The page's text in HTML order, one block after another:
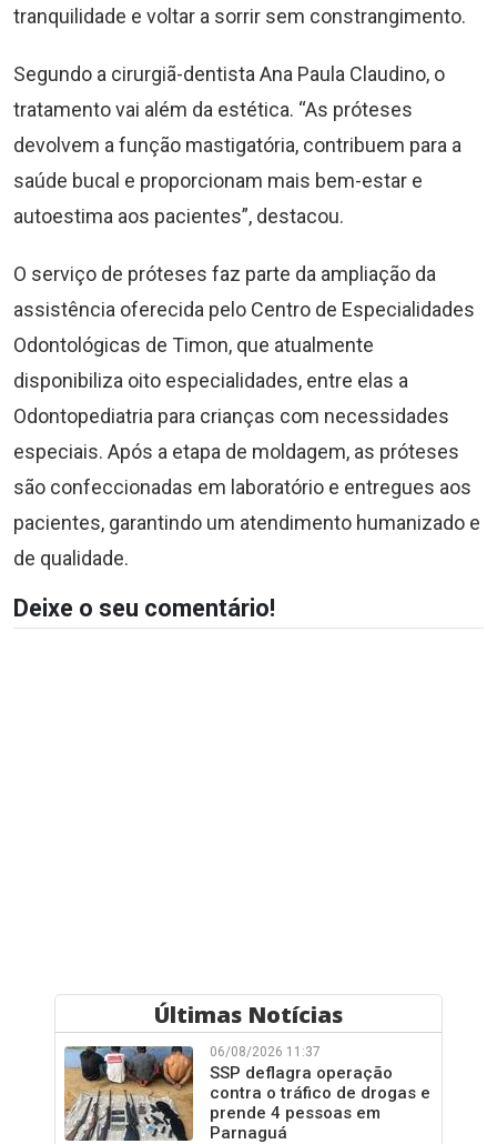
tranquilidade e voltar a sorrir sem constrangimento.
Segundo a cirurgiã-dentista Ana Paula Claudino, o
tratamento vai além da estética. “As próteses
devolvem a função mastigatória, contribuem para a
saúde bucal e proporcionam mais bem-estar e
autoestima aos pacientes”, destacou.
O serviço de próteses faz parte da ampliação da
assistência oferecida pelo Centro de Especialidades
Odontológicas de Timon, que atualmente
disponibiliza oito especialidades, entre elas a
Odontopediatria para crianças com necessidades
especiais. Após a etapa de moldagem, as próteses
são confeccionadas em laboratório e entregues aos
pacientes, garantindo um atendimento humanizado e
de qualidade.
Deixe o seu comentário!
Últimas Notícias
06/08/2026 11:37
SSP deflagra operação
contra o tráfico de drogas e
prende 4 pessoas em
Parnaguá